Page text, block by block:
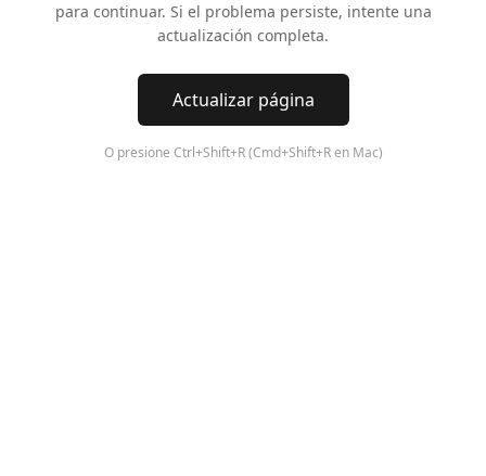
para continuar. Si el problema persiste, intente una
actualización completa.
Actualizar página
O presione Ctrl+Shift+R (Cmd+Shift+R en Mac)